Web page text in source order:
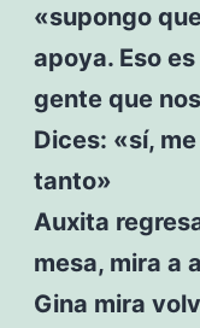
«supongo
apoya. Eso
gente que
Dices: «sí,
tanto»
Auxita
mesa, mira a
Gina mira